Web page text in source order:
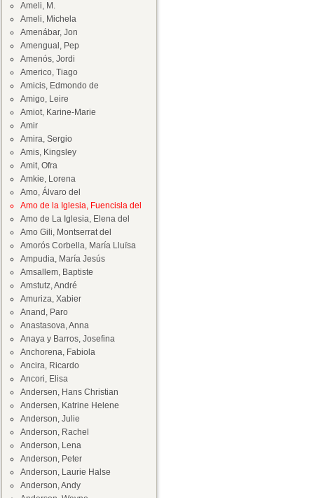
Ameli, M.
Ameli, Michela
Amenábar, Jon
Amengual, Pep
Amenós, Jordi
Americo, Tiago
Amicis, Edmondo de
Amigo, Leire
Amiot, Karine-Marie
Amir
Amira, Sergio
Amis, Kingsley
Amit, Ofra
Amkie, Lorena
Amo, Álvaro del
Amo de la Iglesia, Fuencisla del
Amo de La Iglesia, Elena del
Amo Gili, Montserrat del
Amorós Corbella, María Lluïsa
Ampudia, María Jesús
Amsallem, Baptiste
Amstutz, André
Amuriza, Xabier
Anand, Paro
Anastasova, Anna
Anaya y Barros, Josefina
Anchorena, Fabiola
Ancira, Ricardo
Ancori, Elisa
Andersen, Hans Christian
Andersen, Katrine Helene
Anderson, Julie
Anderson, Rachel
Anderson, Lena
Anderson, Peter
Anderson, Laurie Halse
Anderson, Andy